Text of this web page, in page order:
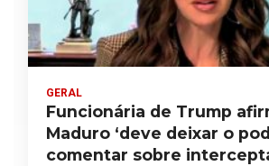
GERAL
Funcionária de Trump
Maduro ‘deve deixar o
comentar sobre